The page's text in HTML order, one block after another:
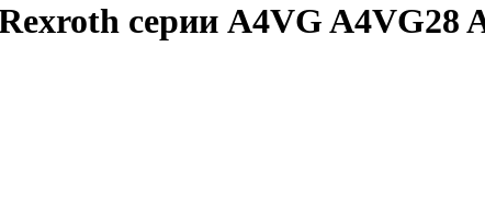
серии A4VG A4VG28